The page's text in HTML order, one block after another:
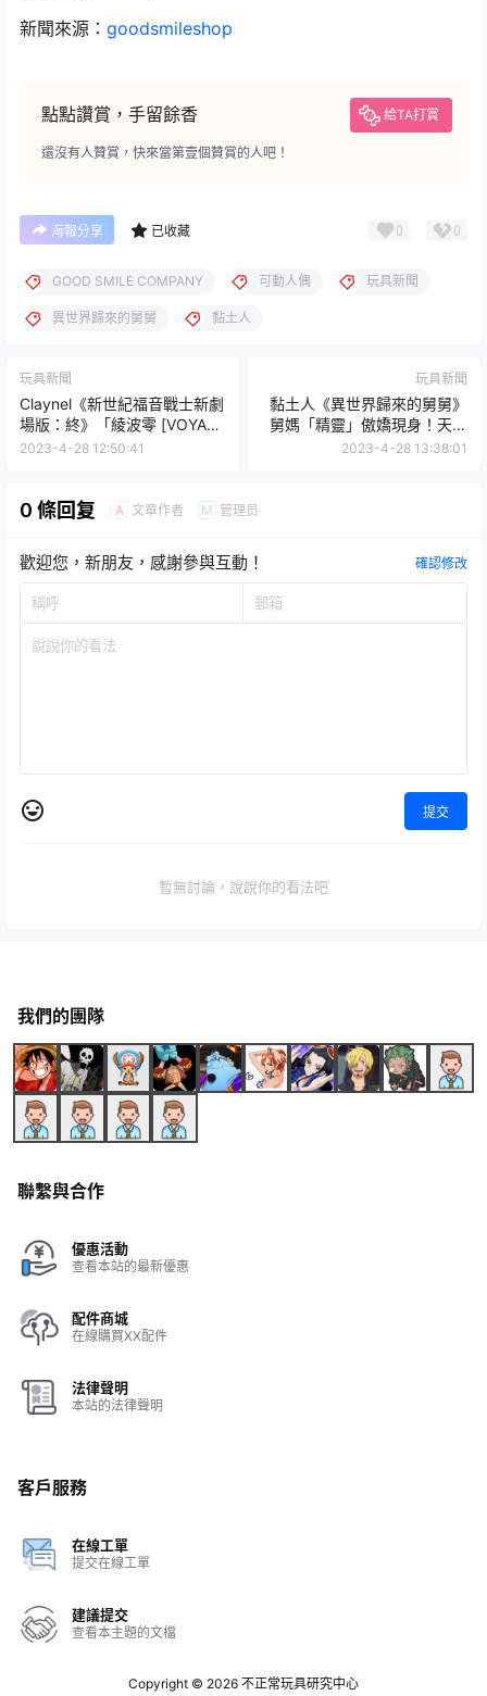
新聞來源： goodsmileshop
點點讚賞，手留餘香 給TA打賞
還沒有人贊賞，快來當第壹個贊賞的人吧！
海報分享 已收藏 0 0
GOOD SMILE COMPANY 可動人偶 玩具新聞
異世界歸來的舅舅 黏土人
玩具新聞
Claynel《新世紀福音戰士新劇
場版：終》「綾波零 [VOYAGE
END] 」1/7 比例塗裝完成品
2023-4-28 12:50:41
玩具新聞
黏土人《異世界歸來的舅舅》
舅媽「精靈」傲嬌現身！天星
石戒指要另外買喔
2023-4-28 13:38:01
0 條回复 A 文章作者 M 管理员
歡迎您，新朋友，感謝參與互動！ 確認修改
提交
暫無討論，說說你的看法吧
我們的團隊
聯繫與合作
優惠活動
查看本站的最新優惠
配件商城
在線購買XX配件
法律聲明
本站的法律聲明
客戶服務
在線工單
提交在線工單
建議提交
查看本主題的文檔
Copyright © 2026 不正常玩具研究中心